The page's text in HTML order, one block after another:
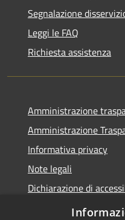
Segnalazione
Leggi le FAQ
Richiesta assistenza
Amministrazione
Amministrazione
Informativa privacy
Note legali
Dichiarazione di
Meccanismo di